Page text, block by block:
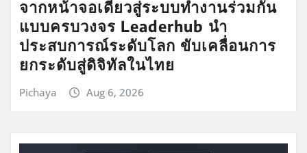
จากหน้าจอเดียวสู่ระบบทำงานร่วมกัน
แบบครบวงจร Leaderhub นำ
ประสบการณ์ระดับโลก ขับเคลื่อนการ
ยกระดับสู่ดิจิทัลในไทย
Pichaya Aug 6, 2026